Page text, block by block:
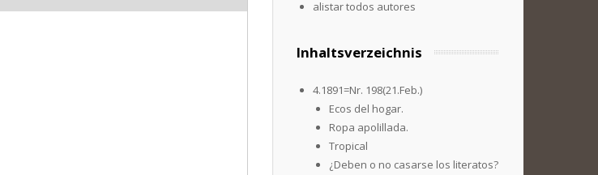
alistar todos autores
Inhaltsverzeichnis
4.1891=Nr. 198(21.Feb.)
Ecos del hogar.
Ropa apolillada.
Tropical
¿Deben o no casarse los literatos?